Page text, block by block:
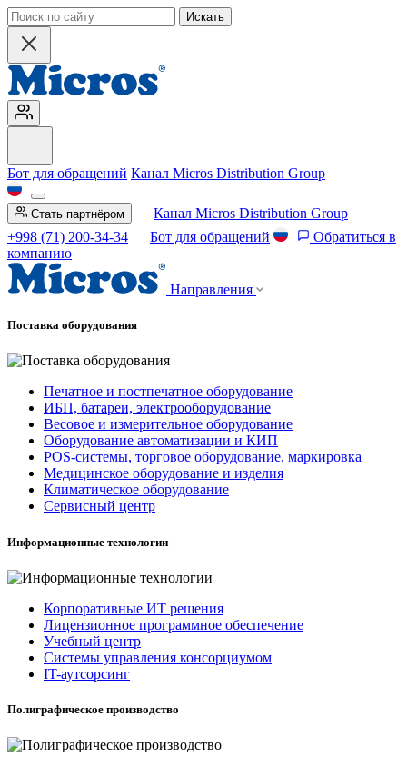
Искать
Бот для обращений Канал Micros Distribution Group
Стать партнёром
Канал Micros Distribution Group
+998 (71) 200-34-34
Бот для обращений
Обратиться в
компанию
Направления
Поставка оборудования
Печатное и постпечатное оборудование
ИБП, батареи, электрооборудование
Весовое и измерительное оборудование
Оборудование автоматизации и КИП
POS-системы, торговое оборудование, маркировка
Медицинское оборудование и изделия
Климатическое оборудование
Сервисный центр
Информационные технологии
Корпоративные ИТ решения
Лицензионное программное обеспечение
Учебный центр
Системы управления консорциумом
IT-аутсорсинг
Полиграфическое производство